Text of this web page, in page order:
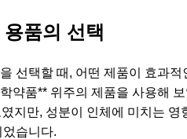
품의 선택
선택할 때, 어떤 제품이 효과적
약품** 위주의 제품을 사용해
지만, 성분이 인체에 미치는 영
었습니다.